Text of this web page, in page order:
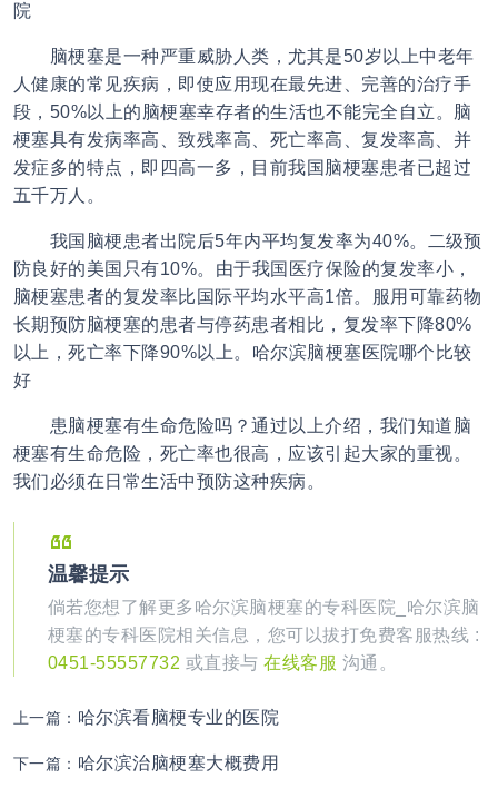
院
脑梗塞是一种严重威胁人类，尤其是50岁以上中老年
人健康的常见疾病，即使应用现在最先进、完善的治疗手
段，50%以上的脑梗塞幸存者的生活也不能完全自立。脑
梗塞具有发病率高、致残率高、死亡率高、复发率高、并
发症多的特点，即四高一多，目前我国脑梗塞患者已超过
五千万人。
我国脑梗患者出院后5年内平均复发率为40%。二级预
防良好的美国只有10%。由于我国医疗保险的复发率小，
脑梗塞患者的复发率比国际平均水平高1倍。服用可靠药物
长期预防脑梗塞的患者与停药患者相比，复发率下降80%
以上，死亡率下降90%以上。哈尔滨脑梗塞医院哪个比较
好
患脑梗塞有生命危险吗？通过以上介绍，我们知道脑
梗塞有生命危险，死亡率也很高，应该引起大家的重视。
我们必须在日常生活中预防这种疾病。
温馨提示
倘若您想了解更多哈尔滨脑梗塞的专科医院_哈尔滨脑
梗塞的专科医院相关信息，您可以拔打免费客服热线 :
0451-55557732 或直接与在线客服 沟通。
上一篇： 哈尔滨看脑梗专业的医院
下一篇： 哈尔滨治脑梗塞大概费用